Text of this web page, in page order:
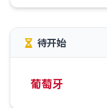
待开始
葡萄牙